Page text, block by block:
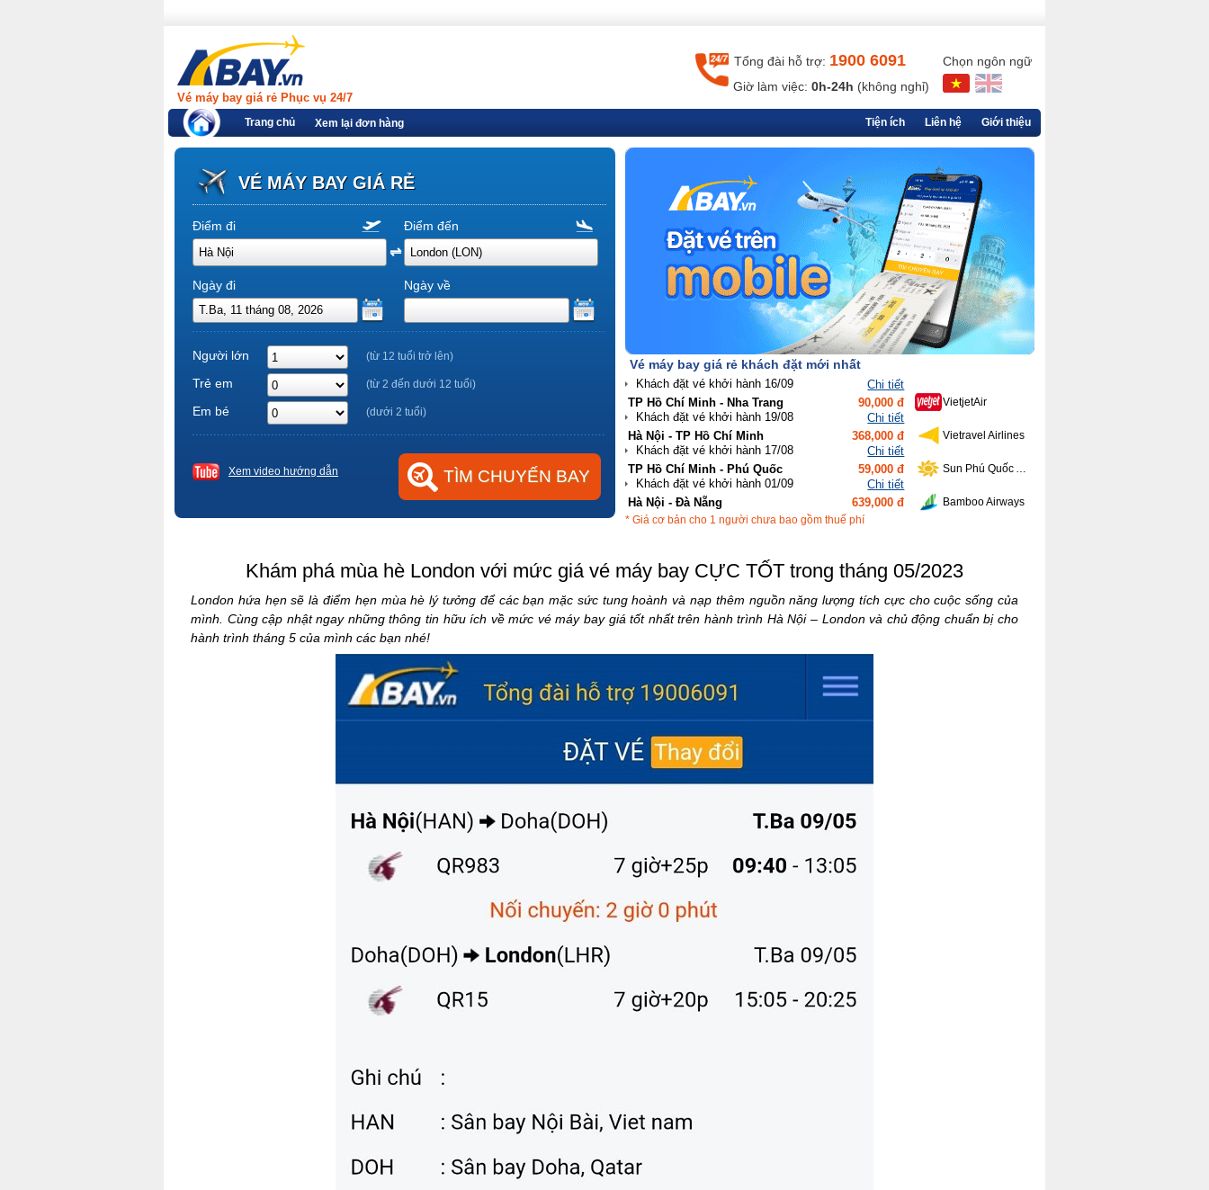
Vé máy bay giá rẻ Phục vụ 24/7
Tổng đài hỗ trợ: 1900 6091
Giờ làm việc: 0h-24h (không nghỉ)
Chọn ngôn ngữ
Trang chủ Xem lại đơn hàng Giới thiệu
Liên hệ
Tiện ích
VÉ MÁY BAY GIÁ RẺ
Điểm đi Điểm đến
Ngày đi Ngày về
Người lớn (từ 12 tuổi trở lên)
Trẻ em (từ 2 đến dưới 12 tuổi)
Em bé (dưới 2 tuổi)
Xem video hướng dẫn
Vé máy bay giá rẻ khách đặt mới nhất
TP Hồ Chí Minh - Nha Trang 90,000 đ
Chi tiết
VietjetAir
Hà Nội - TP Hồ Chí Minh 368,000 đ
Chi tiết
Vietravel Airlines
TP Hồ Chí Minh - Phú Quốc 59,000 đ
Chi tiết
Sun Phú Quốc Airways
Hà Nội - Đà Nẵng 639,000 đ
Chi tiết
Bamboo Airways
* Giá cơ bản cho 1 người chưa bao gồm thuế phí
Khám phá mùa hè London với mức giá vé máy bay CỰC TỐT trong tháng 05/2023
London hứa hẹn sẽ là điểm hẹn mùa hè lý tưởng để các bạn mặc sức tung hoành và nạp thêm nguồn năng lượng tích cực cho cuộc sống của
mình. Cùng cập nhật ngay những thông tin hữu ích về mức vé máy bay giá tốt nhất trên hành trình Hà Nội – London và chủ động chuẩn bị cho
hành trình tháng 5 của mình các bạn nhé!